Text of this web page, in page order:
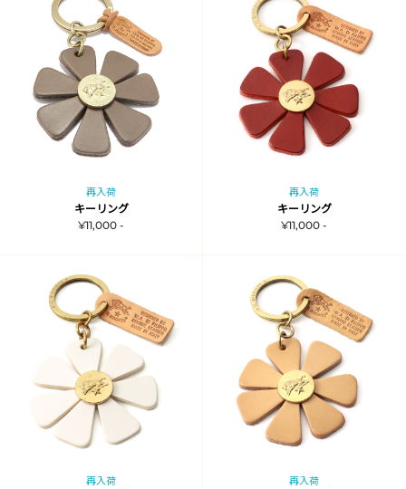
再入荷
キーリング
¥11,000 -
再入荷
キーリング
¥11,000 -
再入荷 再入荷